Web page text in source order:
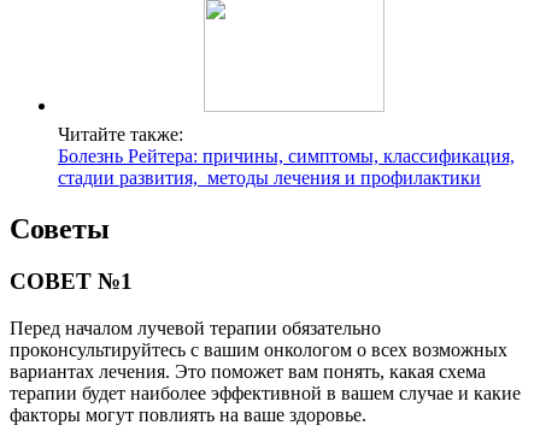
Читайте также:
Болезнь Рейтера: причины, симптомы, классификация,
стадии развития, методы лечения и профилактики
Советы
СОВЕТ №1
Перед началом лучевой терапии обязательно
проконсультируйтесь с вашим онкологом о всех возможных
вариантах лечения. Это поможет вам понять, какая схема
терапии будет наиболее эффективной в вашем случае и какие
факторы могут повлиять на ваше здоровье.